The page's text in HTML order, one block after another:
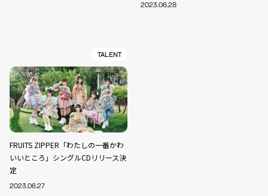
2023.06.28
TALENT
FRUITS ZIPPER「わたしの一番かわ
いいところ」シングルCDリリース決
定
2023.06.27